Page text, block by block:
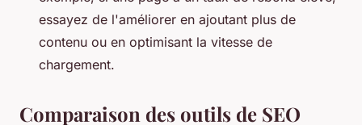
essayez de l'améliorer en ajoutant plus de
contenu ou en optimisant la vitesse de
chargement.
Comparaison des outils de SEO